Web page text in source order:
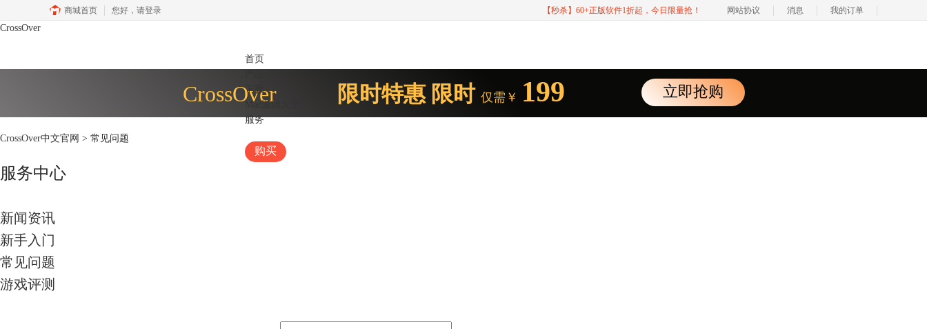
商城首页 您好， 请登录 【秒杀】60+正版软件1折起，今日限量抢！ 网站协议 消息 我的订单
CrossOver
首页
下载
Mac游戏大全
服务
购买
CrossOver 限时特惠 限时 仅需￥ 199 立即抢购
CrossOver中文官网 > 常见问题
服务中心
新闻资讯
新手入门
常见问题
游戏评测